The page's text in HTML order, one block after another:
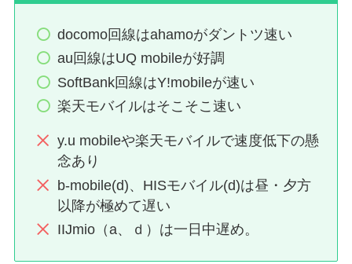
docomo回線はahamoがダントツ速い
au回線はUQ mobileが好調
SoftBank回線はY!mobileが速い
楽天モバイルはそこそこ速い
y.u mobileや楽天モバイルで速度低下の懸
念あり
b-mobile(d)、HISモバイル(d)は昼・夕方
以降が極めて遅い
IIJmio（a、ｄ）は一日中遅め。